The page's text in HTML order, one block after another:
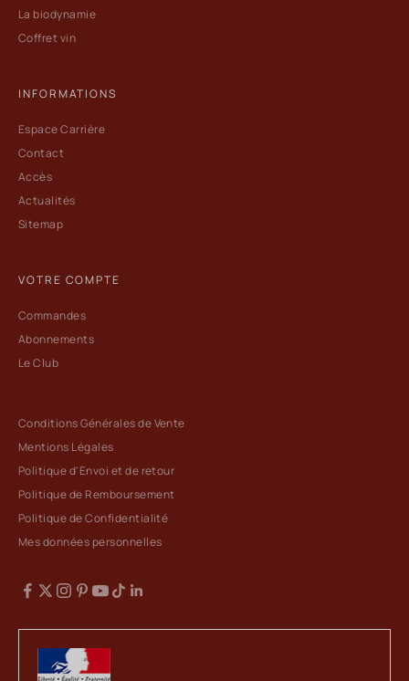
La biodynamie
Coffret vin
INFORMATIONS
Espace Carrière
Contact
Accès
Actualités
Sitemap
VOTRE COMPTE
Commandes
Abonnements
Le Club
Conditions Générales de Vente
Mentions Légales
Politique d'Envoi et de retour
Politique de Remboursement
Politique de Confidentialité
Mes données personnelles